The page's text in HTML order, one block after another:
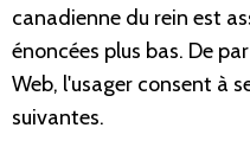
canadienne du rein est
énoncées plus bas. De
Web, l'usager consent à
suivantes.